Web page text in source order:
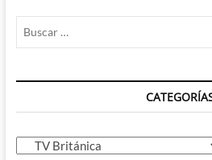
Categorías